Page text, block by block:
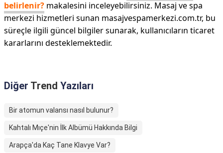
belirlenir? makalesini inceleyebilirsiniz. Masaj ve spa
merkezi hizmetleri sunan masajvespamerkezi.com.tr, bu
süreçle ilgili güncel bilgiler sunarak, kullanıcıların ticaret
kararlarını desteklemektedir.
Diğer Trend Yazıları
Bir atomun valansı nasıl bulunur?
Kahtalı Mıçe'nin İlk Albümü Hakkında Bilgi
Arapça'da Kaç Tane Klavye Var?